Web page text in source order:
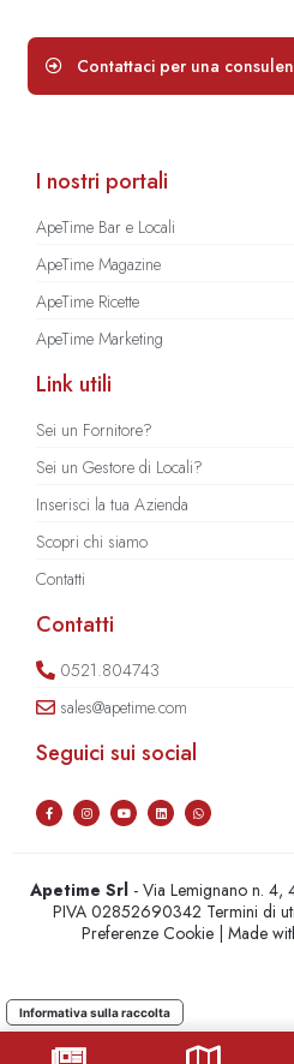
Contattaci per una
I nostri portali
ApeTime Bar e Locali
ApeTime Magazine
ApeTime Ricette
ApeTime Marketing
Link utili
Sei un Fornitore?
Sei un Gestore di Locali?
Inserisci la tua Azienda
Scopri chi siamo
Contatti
Contatti
0521.804743
sales@apetime.com
Seguici sui social
Apetime Srl - Via Lemignano n.
PIVA 02852690342 Termini di
Preferenze Cookie | Made
Informativa sulla raccolta